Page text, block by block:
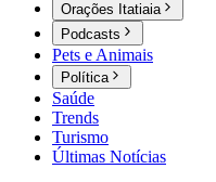
Orações Itatiaia
Podcasts
Pets e Animais
Política
Saúde
Trends
Turismo
Últimas Notícias